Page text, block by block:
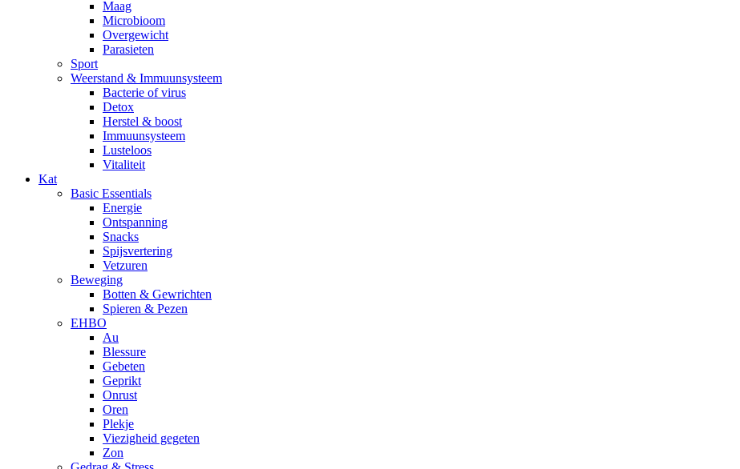
Maag
Microbioom
Overgewicht
Parasieten
Sport
Weerstand & Immuunsysteem
Bacterie of virus
Detox
Herstel & boost
Immuunsysteem
Lusteloos
Vitaliteit
Kat
Basic Essentials
Energie
Ontspanning
Snacks
Spijsvertering
Vetzuren
Beweging
Botten & Gewrichten
Spieren & Pezen
EHBO
Au
Blessure
Gebeten
Geprikt
Onrust
Oren
Plekje
Viezigheid gegeten
Zon